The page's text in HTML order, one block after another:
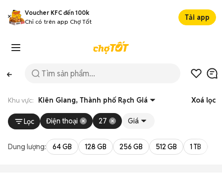
Voucher KFC đến 100k
Chỉ có trên app Chợ Tốt
Tải app
Khu vực: Kiên Giang, Thành phố Rạch Giá Xoá lọc
Lọc Điện thoại 27 Giá
Dung lượng: 64 GB 128 GB 256 GB 512 GB 1 TB